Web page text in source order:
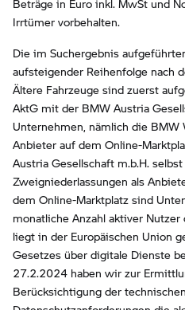
Irrtümer vorbehalten.
Die im Suchergebnis
aufsteigender Reihenfolge nach
Ältere Fahrzeuge sind zuerst
AktG mit der BMW Austria
Unternehmen, nämlich die BMW
Anbieter auf dem Online-
Austria Gesellschaft m.b.H.
Zweigniederlassungen als
dem Online-Marktplatz sind
monatliche Anzahl aktiver
liegt in der Europäischen Union
Gesetzes über digitale Dienste
27.2.2024 haben wir zur
Berücksichtigung der